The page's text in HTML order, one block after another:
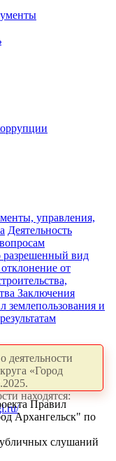
управления,
Деятельность
разрешенный вид
от
Заключения
землепользования и
деятельности
«Город
находятся:
Правил
Архангельск" по
слушаний